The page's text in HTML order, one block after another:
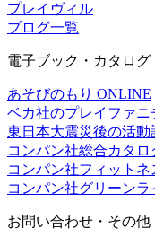
プレイヴィル
ブログ一覧
電子ブック・カタログ
あそびのもり ONLINE
ベカ社のプレイファ
東日本大震災後の活動
コンパン社総合カタロ
コンパン社フィット
コンパン社グリーン
お問い合わせ・その他